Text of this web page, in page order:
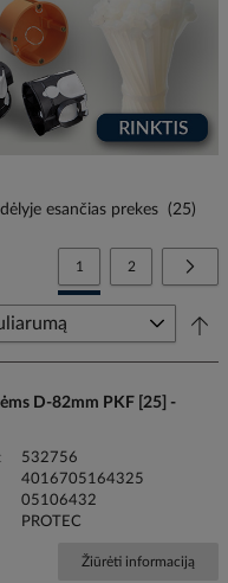
esančias prekes (25)
PageYou're currently reading
1 Page
2
D-82mm PKF [25] -
532756
4016705164325
05106432
PROTEC
Žiūrėti informaciją